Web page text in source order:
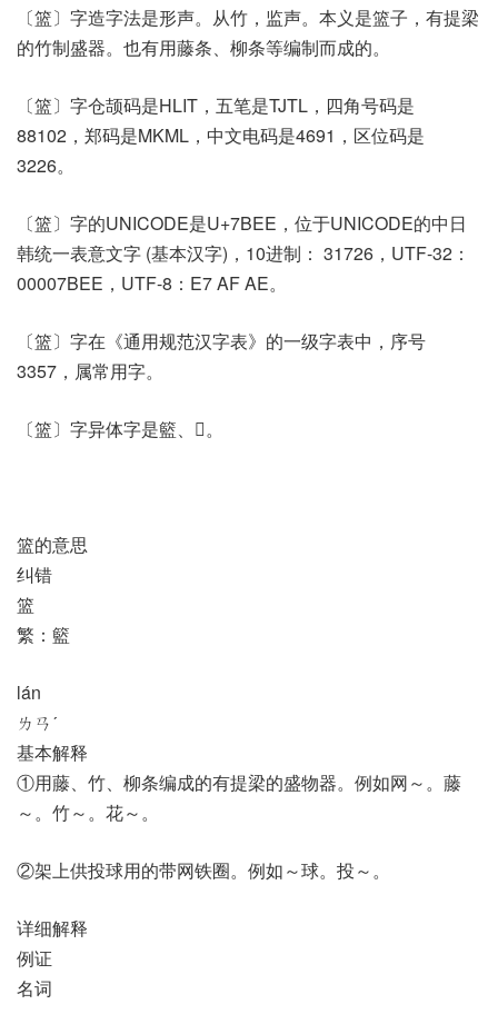
〔篮〕字造字法是形声。从竹，监声。本义是篮子，有提梁
的竹制盛器。也有用藤条、柳条等编制而成的。
〔篮〕字仓颉码是HLIT，五笔是TJTL，四角号码是
88102，郑码是MKML，中文电码是4691，区位码是
3226。
〔篮〕字的UNICODE是U+7BEE，位于UNICODE的中日
韩统一表意文字 (基本汉字)，10进制： 31726，UTF-32：
00007BEE，UTF-8：E7 AF AE。
〔篮〕字在《通用规范汉字表》的一级字表中，序号
3357，属常用字。
〔篮〕字异体字是籃、𢉧。
篮的意思
纠错
篮
繁：籃
lán
ㄌㄢˊ
基本解释
①用藤、竹、柳条编成的有提梁的盛物器。例如网～。藤
～。竹～。花～。
②架上供投球用的带网铁圈。例如～球。投～。
详细解释
例证
名词